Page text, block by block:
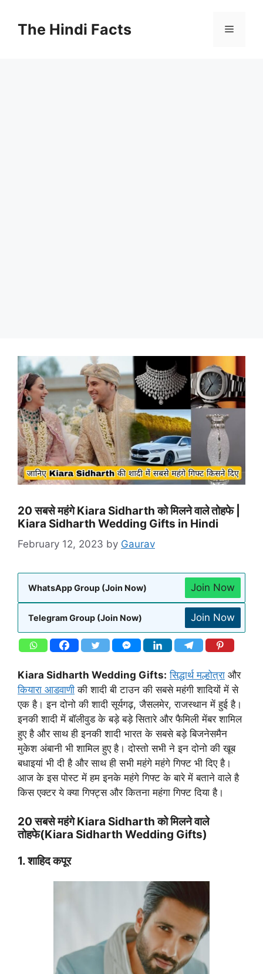
The Hindi Facts
20 सबसे महंगे Kiara Sidharth को मिलने वाले तोहफे |
Kiara Sidharth Wedding Gifts in Hindi
February 12, 2023 by Gaurav
WhatsApp Group (Join Now) Join Now
Telegram Group (Join Now) Join Now
Kiara Sidharth Wedding Gifts: सिद्धार्थ मल्होत्रा और
कियारा आडवाणी की शादी बी टाउन की सबसे महंगी शादियों में से
एक है। इन दोनो की शादी सूर्यगढ़, जैसलमेर, राजस्थान में हुई है।
इनकी शादी में बॉलीवुड के बड़े बड़े सितारे और फैमिली मेंबर शामिल
हुए है और साथ ही इनकी शादी भारत के सबसे बड़े बिजनेसमैन
मुकेश अंबानी भी शामिल हुए है। दोस्तो सभी ने इन दोनो की खूब
बधाइयां भी दी है और साथ ही सभी महंगे महंगे गिफ्ट भी दिए है।
आज के इस पोस्ट में हम इनके महंगे गिफ्ट के बारे में बताने वाले है
किस एक्टर ये क्या गिफ्ट्स और कितना महंगा गिफ्ट दिया है।
20 सबसे महंगे Kiara Sidharth को मिलने वाले
तोहफे(Kiara Sidharth Wedding Gifts)
1. शाहिद कपूर